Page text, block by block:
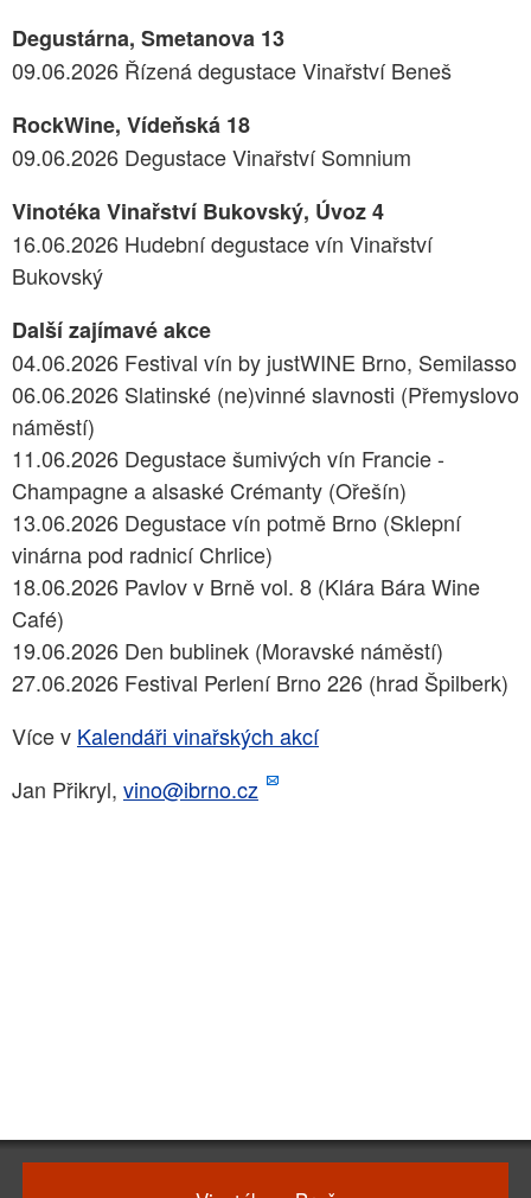
Degustárna, Smetanova 13
09.06.2026 Řízená degustace Vinařství Beneš
RockWine, Vídeňská 18
09.06.2026 Degustace Vinařství Somnium
Vinotéka Vinařství Bukovský, Úvoz 4
16.06.2026 Hudební degustace vín Vinařství
Bukovský
Další zajímavé akce
04.06.2026 Festival vín by justWINE Brno, Semilasso
06.06.2026 Slatinské (ne)vinné slavnosti (Přemyslovo
náměstí)
11.06.2026 Degustace šumivých vín Francie -
Champagne a alsaské Crémanty (Ořešín)
13.06.2026 Degustace vín potmě Brno (Sklepní
vinárna pod radnicí Chrlice)
18.06.2026 Pavlov v Brně vol. 8 (Klára Bára Wine
Café)
19.06.2026 Den bublinek (Moravské náměstí)
27.06.2026 Festival Perlení Brno 226 (hrad Špilberk)
Více v Kalendáři vinařských akcí
Jan Přikryl, vino@ibrno.cz